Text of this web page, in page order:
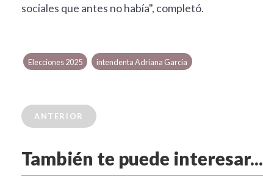
sociales que antes no había", completó.
Elecciones 2025 intendenta Adriana García
ANTERIOR
También te puede interesar...